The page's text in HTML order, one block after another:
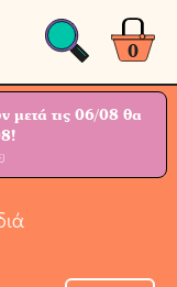
0
μετά τις 06/08 θα